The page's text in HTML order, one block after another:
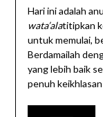
Hari ini adalah
wata’alatitipkan
untuk memulai,
Berdamailah
yang lebih baik
penuh